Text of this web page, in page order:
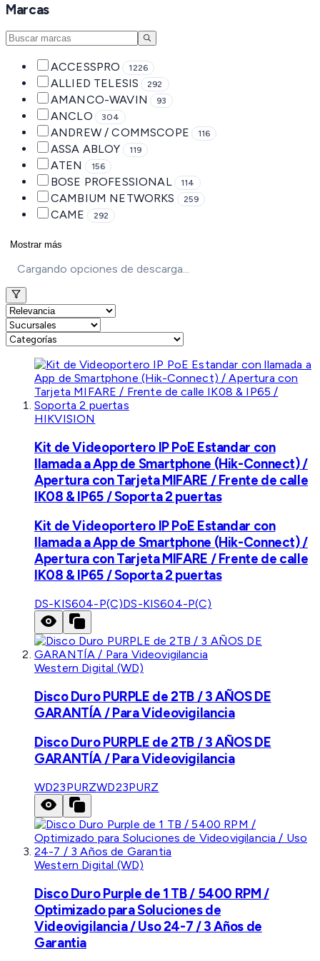
Marcas
ACCESSPRO 1226
ALLIED TELESIS 292
AMANCO-WAVIN 93
ANCLO 304
ANDREW / COMMSCOPE 116
ASSA ABLOY 119
ATEN 156
BOSE PROFESSIONAL 114
CAMBIUM NETWORKS 259
CAME 292
Mostrar más
Cargando opciones de descarga...
HIKVISION
Kit de Videoportero IP PoE Estandar con
llamada a App de Smartphone (Hik-Connect) /
Apertura con Tarjeta MIFARE / Frente de calle
IK08 & IP65 / Soporta 2 puertas
Kit de Videoportero IP PoE Estandar con
llamada a App de Smartphone (Hik-Connect) /
Apertura con Tarjeta MIFARE / Frente de calle
IK08 & IP65 / Soporta 2 puertas
DS-KIS604-P(C)DS-KIS604-P(C)
Western Digital (WD)
Disco Duro PURPLE de 2TB / 3 AÑOS DE
GARANTÍA / Para Videovigilancia
Disco Duro PURPLE de 2TB / 3 AÑOS DE
GARANTÍA / Para Videovigilancia
WD23PURZWD23PURZ
Western Digital (WD)
Disco Duro Purple de 1 TB / 5400 RPM /
Optimizado para Soluciones de
Videovigilancia / Uso 24-7 / 3 Años de
Garantia